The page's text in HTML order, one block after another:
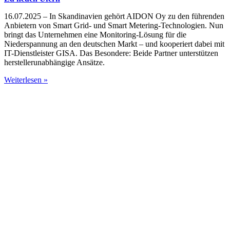
16.07.2025 – In Skandinavien gehört AIDON Oy zu den führenden
Anbietern von Smart Grid- und Smart Metering-Technologien. Nun
bringt das Unternehmen eine Monitoring-Lösung für die
Niederspannung an den deutschen Markt – und kooperiert dabei mit
IT-Dienstleister GISA. Das Besondere: Beide Partner unterstützen
herstellerunabhängige Ansätze.
Weiterlesen »